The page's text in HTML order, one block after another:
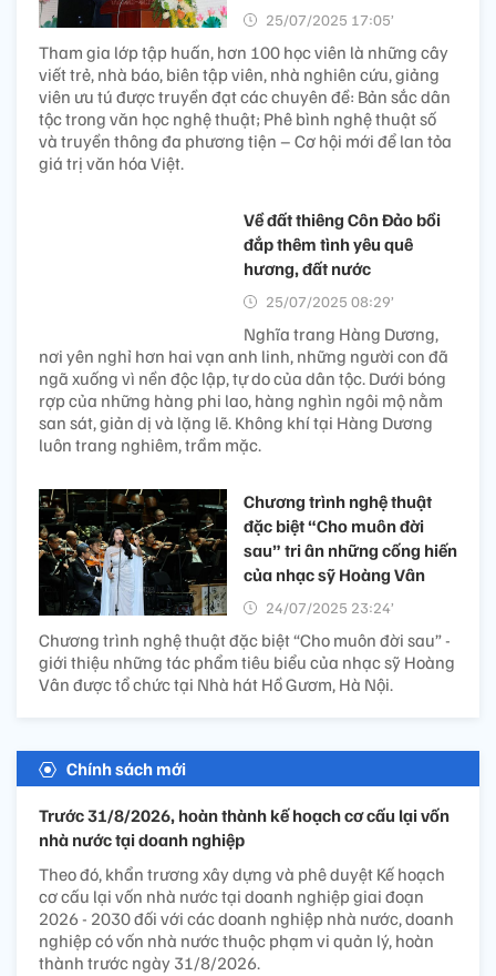
25/07/2025 17:05’
Tham gia lớp tập huấn, hơn 100 học viên là những cây
viết trẻ, nhà báo, biên tập viên, nhà nghiên cứu, giảng
viên ưu tú được truyền đạt các chuyên đề: Bản sắc dân
tộc trong văn học nghệ thuật; Phê bình nghệ thuật số
và truyền thông đa phương tiện – Cơ hội mới để lan tỏa
giá trị văn hóa Việt.
Về đất thiêng Côn Đảo bồi
đắp thêm tình yêu quê
hương, đất nước
25/07/2025 08:29’
Nghĩa trang Hàng Dương,
nơi yên nghỉ hơn hai vạn anh linh, những người con đã
ngã xuống vì nền độc lập, tự do của dân tộc. Dưới bóng
rợp của những hàng phi lao, hàng nghìn ngôi mộ nằm
san sát, giản dị và lặng lẽ. Không khí tại Hàng Dương
luôn trang nghiêm, trầm mặc.
Chương trình nghệ thuật
đặc biệt “Cho muôn đời
sau” tri ân những cống hiến
của nhạc sỹ Hoàng Vân
24/07/2025 23:24’
Chương trình nghệ thuật đặc biệt “Cho muôn đời sau” -
giới thiệu những tác phẩm tiêu biểu của nhạc sỹ Hoàng
Vân được tổ chức tại Nhà hát Hồ Gươm, Hà Nội.
Chính sách mới
Trước 31/8/2026, hoàn thành kế hoạch cơ cấu lại vốn
nhà nước tại doanh nghiệp
Theo đó, khẩn trương xây dựng và phê duyệt Kế hoạch
cơ cấu lại vốn nhà nước tại doanh nghiệp giai đoạn
2026 - 2030 đối với các doanh nghiệp nhà nước, doanh
nghiệp có vốn nhà nước thuộc phạm vi quản lý, hoàn
thành trước ngày 31/8/2026.